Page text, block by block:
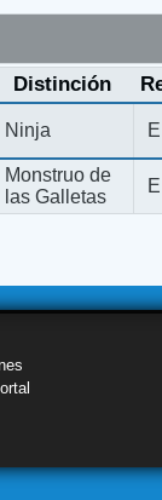
Distinción
Ninja
Monstruo de
las Galletas